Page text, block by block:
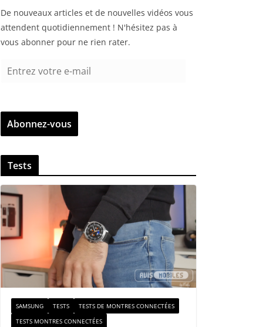
De nouveaux articles et de nouvelles vidéos vous
attendent quotidiennement ! N'hésitez pas à
vous abonner pour ne rien rater.
r
z
v
t
r
e
e
-
a
i
Abonnez-vous
Tests
SAMSUNG TESTS
TESTS DE MONTRES CONNECTÉES
TESTS MONTRES CONNECTÉES